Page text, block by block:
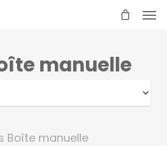
manuelle
Boîte manuelle